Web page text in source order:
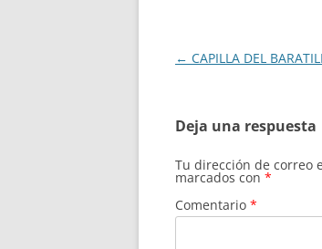
Navegación
← CAPILLA DEL
Deja una respuesta
Tu dirección de correo
marcados con *
Comentario *